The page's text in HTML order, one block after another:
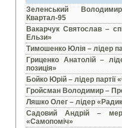
Зеленський
Квартал-95
Вакарчук Святослав –
Ельзи»
Тимошенко Юлія – лідер
Гриценко Анатолій –
позиція»
Бойко Юрій – лідер партії
Гройсман Володимир –
Ляшко Олег – лідер
Садовий Андрій – мер
«Самопоміч»